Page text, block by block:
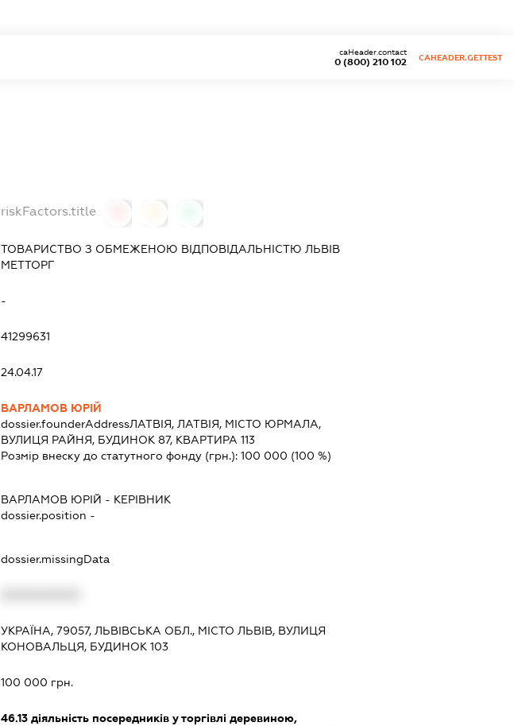
0 (800) 210 102
caHeader.contact
CAHEADER.GETTEST
riskFactors.title
ТОВАРИСТВО З ОБМЕЖЕНОЮ ВІДПОВІДАЛЬНІСТЮ ЛЬВІВ
МЕТТОРГ
-
41299631
24.04.17
ВАРЛАМОВ ЮРІЙ
dossier.founderAddressЛАТВІЯ, ЛАТВІЯ, МІСТО ЮРМАЛА,
ВУЛИЦЯ РАЙНЯ, БУДИНОК 87, КВАРТИРА 113
Розмір внеску до статутного фонду (грн.): 100 000 (100 %)
ВАРЛАМОВ ЮРІЙ - КЕРІВНИК
dossier.position -
dossier.missingData
УКРАЇНА, 79057, ЛЬВІВСЬКА ОБЛ., МІСТО ЛЬВІВ, ВУЛИЦЯ
КОНОВАЛЬЦЯ, БУДИНОК 103
100 000 грн.
46.13діяльність посередників у торгівлі деревиною,